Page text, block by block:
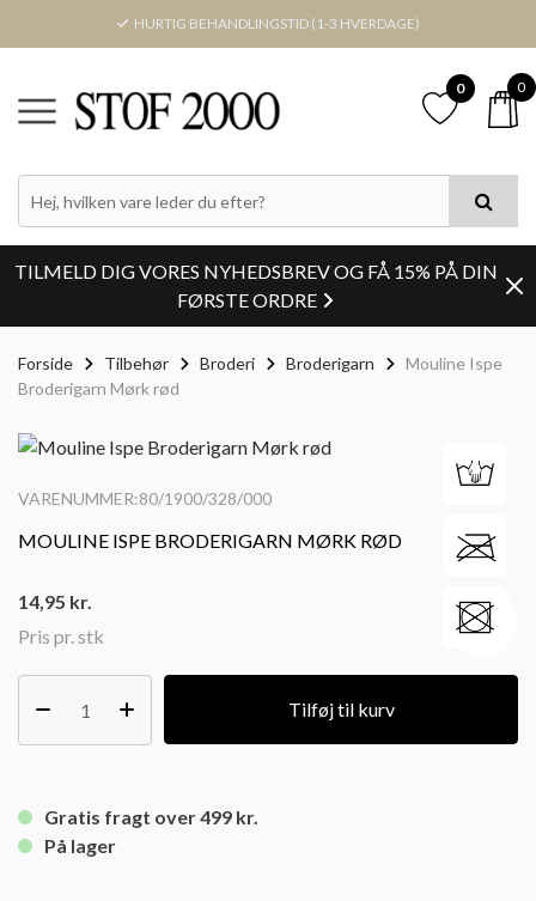
HURTIG BEHANDLINGSTID (1-3 HVERDAGE)
0 0
TILMELD DIG VORES NYHEDSBREV OG FÅ 15% PÅ DIN
FØRSTE ORDRE
Forside Tilbehør Broderi Broderigarn
Mouline Ispe
Broderigarn Mørk rød
VARENUMMER:80/1900/328/000
MOULINE ISPE BRODERIGARN MØRK RØD
Pris pr. stk
14,95 kr.
Tilføj til kurv
Gratis fragt over 499 kr.
På lager